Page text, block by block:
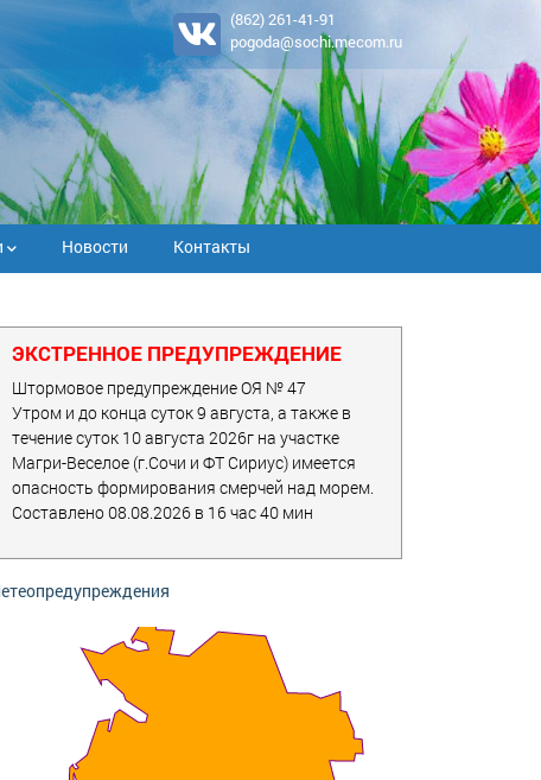
(862) 261-41-91
pogoda@sochi.mecom.ru
Новости Контакты
ЭКСТРЕННОЕ ПРЕДУПРЕЖДЕНИЕ
Штормовое предупреждение ОЯ № 47
Утром и до конца суток 9 августа, а также в
течение суток 10 августа 2026г на участке
Магри-Веселое (г.Сочи и ФТ Сириус) имеется
опасность формирования смерчей над морем.
Составлено 08.08.2026 в 16 час 40 мин